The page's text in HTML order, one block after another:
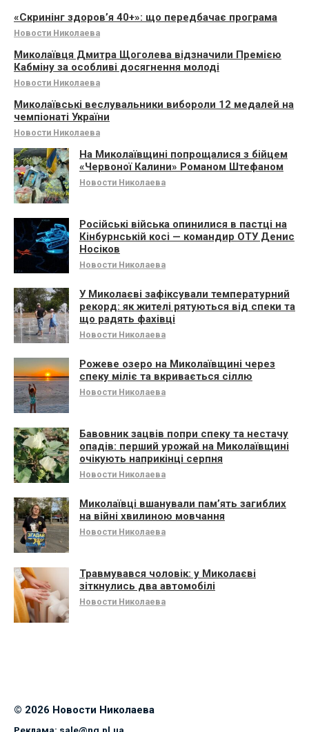
«Скринінг здоров’я 40+»: що передбачає програма
Новости Николаева
Миколаївця Дмитра Щоголева відзначили Премією
Кабміну за особливі досягнення молоді
Новости Николаева
Миколаївські веслувальники вибороли 12 медалей на
чемпіонаті України
Новости Николаева
На Миколаївщині попрощалися з бійцем
«Червоної Калини» Романом Штефаном
Новости Николаева
Російські війська опинилися в пастці на
Кінбурнській косі — командир ОТУ Денис
Носіков
Новости Николаева
У Миколаєві зафіксували температурний
рекорд: як жителі рятуються від спеки та
що радять фахівці
Новости Николаева
Рожеве озеро на Миколаївщині через
спеку міліє та вкривається сіллю
Новости Николаева
Бавовник зацвів попри спеку та нестачу
опадів: перший урожай на Миколаївщині
очікують наприкінці серпня
Новости Николаева
Миколаївці вшанували памʼять загиблих
на війні хвилиною мовчання
Новости Николаева
Травмувався чоловік: у Миколаєві
зіткнулись два автомобілі
Новости Николаева
© 2026 Новости Николаева
Реклама: sale@ng.pl.ua